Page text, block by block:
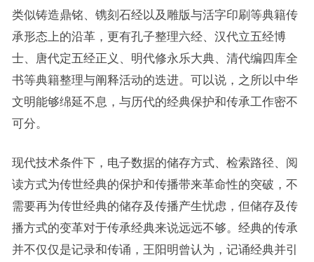
类似铸造鼎铭、镌刻石经以及雕版与活字印刷等典籍传
承形态上的沿革，更有孔子整理六经、汉代立五经博
士、唐代定五经正义、明代修永乐大典、清代编四库全
书等典籍整理与阐释活动的迭进。可以说，之所以中华
文明能够绵延不息，与历代的经典保护和传承工作密不
可分。
现代技术条件下，电子数据的储存方式、检索路径、阅
读方式为传世经典的保护和传播带来革命性的突破，不
需要再为传世经典的储存及传播产生忧虑，但储存及传
播方式的变革对于传承经典来说远远不够。经典的传承
并不仅仅是记录和传诵，王阳明曾认为，记诵经典并引